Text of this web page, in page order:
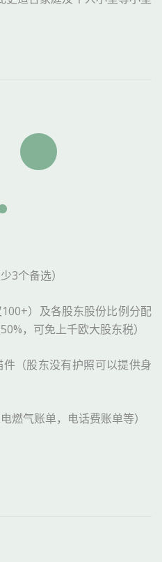
3个备选）
）及各股东股份比例分配
，可免上千欧大股东税）
（股东没有护照可以提供身
燃气账单，电话费账单等）